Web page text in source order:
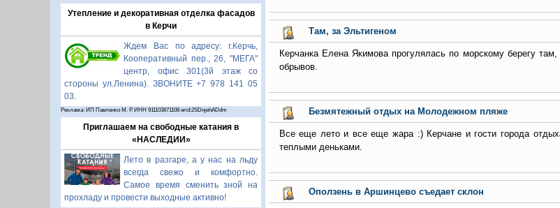
Утепление и декоративная отделка фасадов
в Керчи
Ждем Вас по адресу: г.Керчь,
Кооперативный пер., 26, "МЕГА"
центр, офис 301(3й этаж со
стороны ул.Ленина). ЗВОНИТЕ +7 978 141 05
03.
Реклама: ИП Павленко М. Р. ИНН 911103871108 erid:2SDnjehADdm
Приглашаем на свободные катания в
«НАСЛЕДИИ»
Лето в разгаре, а у нас на льду
всегда свежо и комфортно.
Самое время сменить зной на
прохладу и провести выходные активно!
Там, за Эльтигеном
Керчанка Елена Якимова прогулялась по морскому берегу
обрывов.
Безмятежный отдых на Молодежном пляже
Все еще лето и все еще жара :) Керчане и гости города
теплыми деньками.
Оползень в Аршинцево съедает склон